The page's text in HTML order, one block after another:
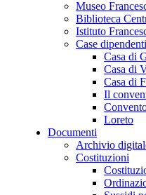
Museo
Biblioteca
Istituto
Case
Casa di
Casa di
Casa di
Il
Loreto
Documenti
Archivio
Costituzioni